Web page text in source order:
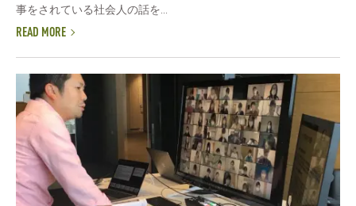
事をされている社会人の話を...
READ MORE